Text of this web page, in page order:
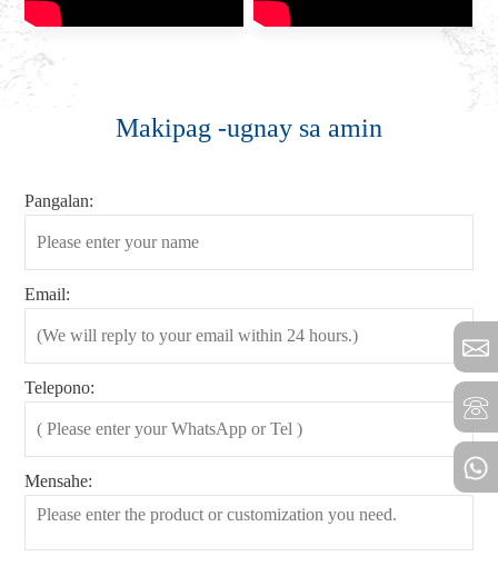
Makipag -ugnay sa amin
Pangalan:
Email:
Telepono:
Mensahe: